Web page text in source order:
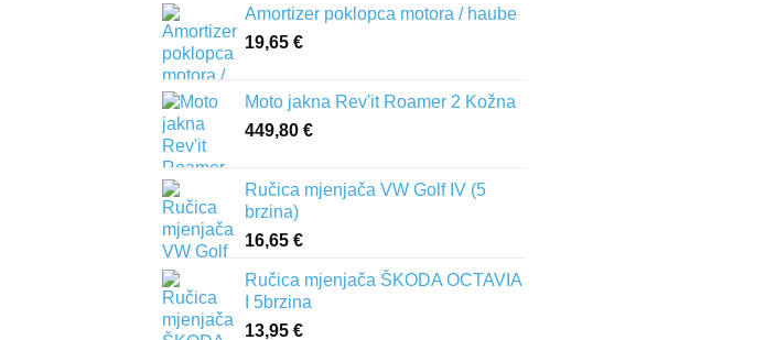
Amortizer poklopca motora / haube
19,65 €
Moto jakna Rev'it Roamer 2 Kožna
449,80 €
Ručica mjenjača VW Golf IV (5
brzina)
16,65 €
Ručica mjenjača ŠKODA OCTAVIA
I 5brzina
13,95 €